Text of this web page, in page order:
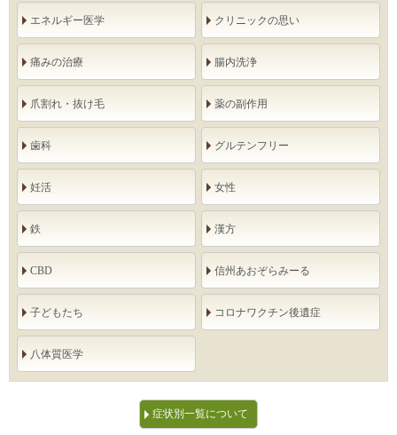
エネルギー医学 クリニックの思い
痛みの治療 腸内洗浄
爪割れ・抜け毛 薬の副作用
歯科 グルテンフリー
妊活 女性
鉄 漢方
CBD 信州あおぞらみーる
子どもたち コロナワクチン後遺症
八体質医学
症状別一覧について